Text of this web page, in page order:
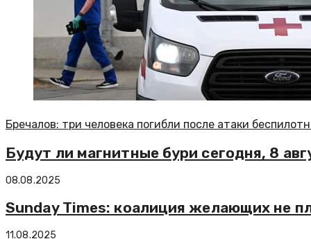
Бречалов: три человека погибли после атаки
Будут ли магнитные бури сегодня, 8
08.08.2025
Sunday Times: коалиция желающих не
11.08.2025